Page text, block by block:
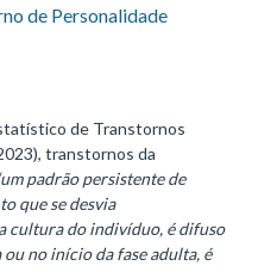
de Personalidade
de Transtornos
transtornos da
padrão persistente de
que se desvia
cultura do indivíduo, é difuso
no início da fase adulta, é